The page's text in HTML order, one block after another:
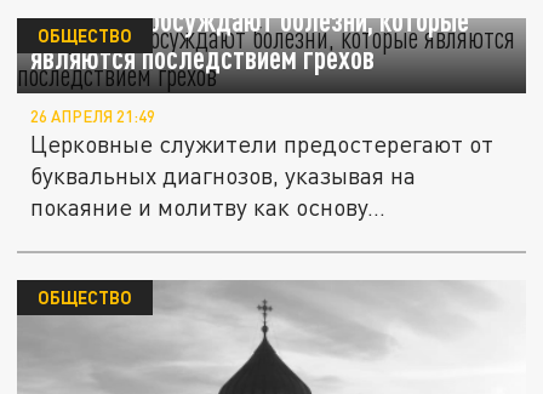
Верующие обсуждают болезни, которые
являются последствием грехов
ОБЩЕСТВО
26 АПРЕЛЯ 21:49
Церковные служители предостерегают от
буквальных диагнозов, указывая на
покаяние и молитву как основу...
ОБЩЕСТВО